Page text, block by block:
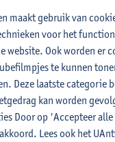
2E SEM
Penne Jeffrey Cornelis
Dierckx
Annelies Fabri
Ignoul
maakt gebruik van
voor het
website. Ook worden er
te kunnen
Deze laatste categorie
kan worden
Door op 'Accepteer
Lees ook het